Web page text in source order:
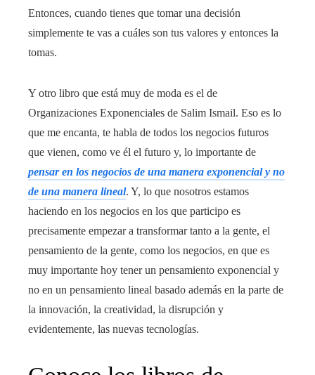
Entonces, cuando tienes que tomar una decisión
simplemente te vas a cuáles son tus valores y entonces la
tomas.
Y otro libro que está muy de moda es el de
Organizaciones Exponenciales de Salim Ismail. Eso es lo
que me encanta, te habla de todos los negocios futuros
que vienen, como ve él el futuro y, lo importante de
pensar en los negocios de una manera exponencial y no
de una manera lineal. Y, lo que nosotros estamos
haciendo en los negocios en los que participo es
precisamente empezar a transformar tanto a la gente, el
pensamiento de la gente, como los negocios, en que es
muy importante hoy tener un pensamiento exponencial y
no en un pensamiento lineal basado además en la parte de
la innovación, la creatividad, la disrupción y
evidentemente, las nuevas tecnologías.